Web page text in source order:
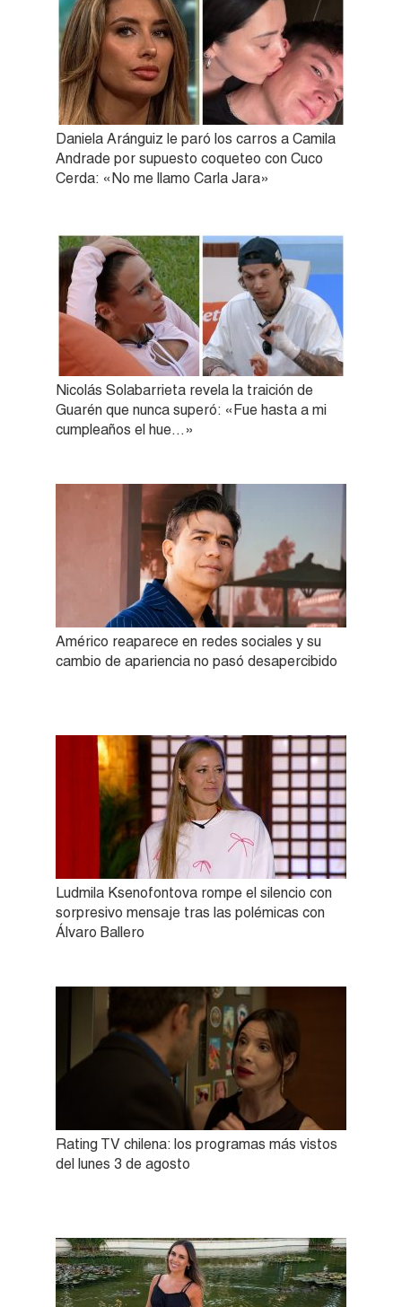
Daniela Aránguiz le paró los carros a Camila
Andrade por supuesto coqueteo con Cuco
Cerda: «No me llamo Carla Jara»
Nicolás Solabarrieta revela la traición de
Guarén que nunca superó: «Fue hasta a mi
cumpleaños el hue…»
Américo reaparece en redes sociales y su
cambio de apariencia no pasó desapercibido
Ludmila Ksenofontova rompe el silencio con
sorpresivo mensaje tras las polémicas con
Álvaro Ballero
Rating TV chilena: los programas más vistos
del lunes 3 de agosto